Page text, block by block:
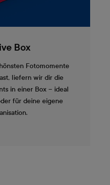
Box
Fotomomente
liefern wir dir die
in einer Box – ideal
für deine eigene